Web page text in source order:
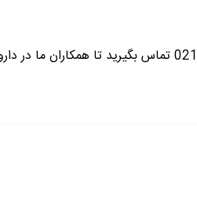
تماس بگیرید تا همکاران ما در